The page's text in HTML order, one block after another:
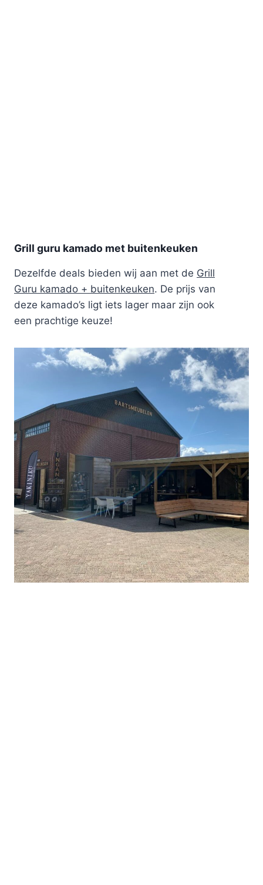
Grill guru kamado met buitenkeuken
Dezelfde deals bieden wij aan met de Grill
Guru kamado + buitenkeuken. De prijs van
deze kamado’s ligt iets lager maar zijn ook
een prachtige keuze!